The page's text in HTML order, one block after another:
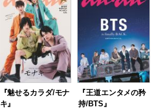
『魅せるカラダ/モナ
キ』
『王道エンタメの矜
持/BTS』